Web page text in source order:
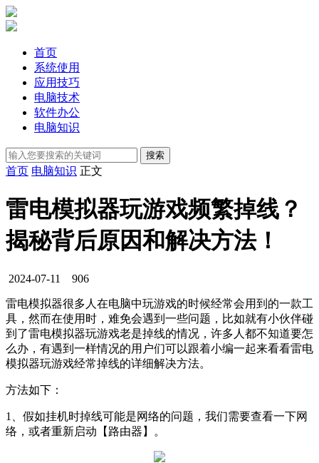
首页
系统使用
应用技巧
电脑技术
软件办公
电脑知识
首页 电脑知识 正文
雷电模拟器玩游戏频繁掉线？
揭秘背后原因和解决方法！
2024-07-11 906
雷电模拟器很多人在电脑中玩游戏的时候经常会用到的一款工
具，然而在使用时，难免会遇到一些问题，比如就有小伙伴碰
到了雷电模拟器玩游戏老是掉线的情况，许多人都不知道要怎
么办，有遇到一样情况的用户们可以跟着小编一起来看看雷电
模拟器玩游戏经常掉线的详细解决方法。
方法如下：
1、假如挂机时掉线可能是网络的问题，我们需要查看一下网
络，或者重新启动【路由器】。